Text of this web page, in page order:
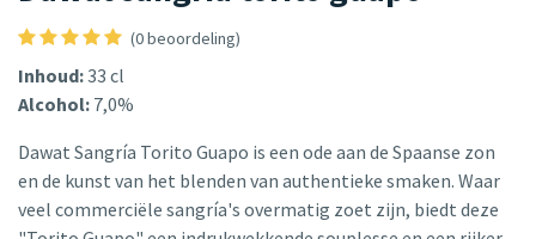
(0 beoordeling)
Inhoud:33 cl
Alcohol: 7,0%
Dawat Sangría Torito Guapo is een ode aan de Spaanse zon
en de kunst van het blenden van authentieke smaken. Waar
veel commerciële sangría's overmatig zoet zijn, biedt deze